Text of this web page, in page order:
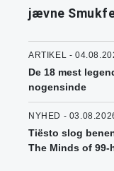
jævne
ARTIKEL -
De 18 mest
nogensinde
NYHED -
Tiësto slog
The Minds of 99-